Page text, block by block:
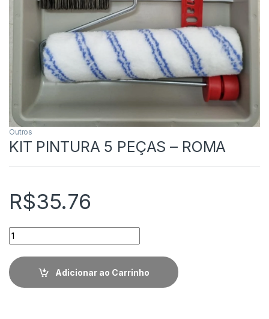
Outros
KIT PINTURA 5 PEÇAS – ROMA
R$35.76
Quantidade
Adicionar ao Carrinho